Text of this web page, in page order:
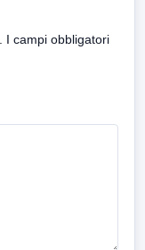
I campi obbligatori